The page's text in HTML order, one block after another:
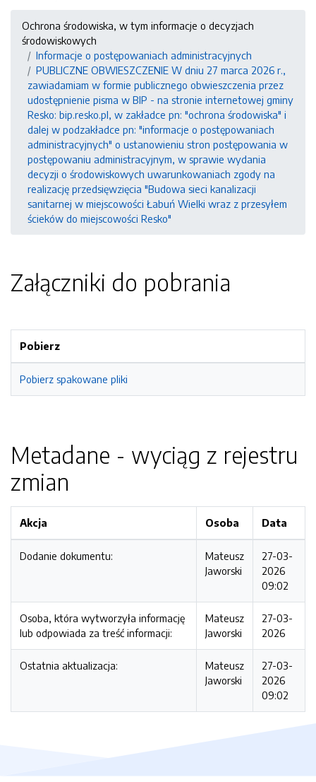
Ochrona środowiska, w tym informacje o decyzjach
środowiskowych
Informacje o postępowaniach administracyjnych
PUBLICZNE OBWIESZCZENIE W dniu 27 marca 2026 r.,
zawiadamiam w formie publicznego obwieszczenia przez
udostępnienie pisma w BIP - na stronie internetowej gminy
Resko: bip.resko.pl, w zakładce pn: "ochrona środowiska" i
dalej w podzakładce pn: "informacje o postępowaniach
administracyjnych" o ustanowieniu stron postępowania w
postępowaniu administracyjnym, w sprawie wydania
decyzji o środowiskowych uwarunkowaniach zgody na
realizację przedsięwzięcia "Budowa sieci kanalizacji
sanitarnej w miejscowości Łabuń Wielki wraz z przesyłem
ścieków do miejscowości Resko"
Załączniki do pobrania
Pobierz
Pobierz spakowane pliki
Metadane - wyciąg z rejestru
zmian
Akcja Osoba Data
Dodanie dokumentu:
Mateusz
Jaworski
27-03-
2026
09:02
Osoba, która wytworzyła informację
lub odpowiada za treść informacji:
Mateusz
Jaworski
27-03-
2026
Ostatnia aktualizacja:
Mateusz
Jaworski
27-03-
2026
09:02